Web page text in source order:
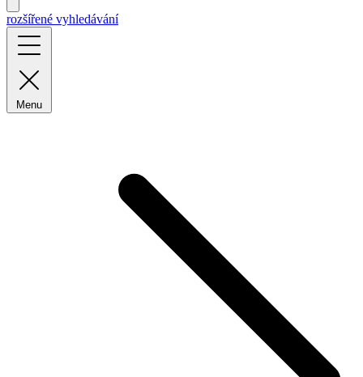
rozšířené vyhledávání
Menu